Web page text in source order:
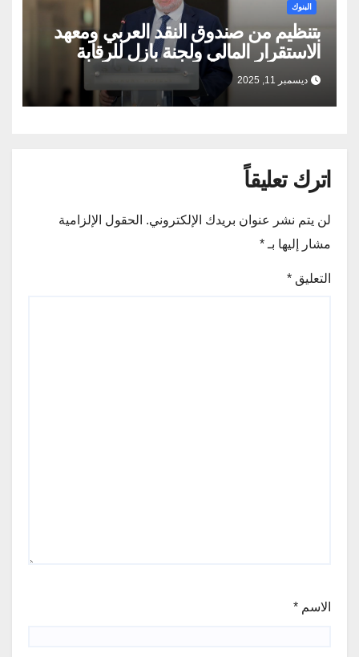
البنوك
بتنظيم من صندوق النقد العربي ومعهد
الاستقرار المالي ولجنة بازل للرقابة
المصرفية محافظ البنك المركزي
المصري يلقي الكلمة الرئيسية في
الاجتماع السنوي العشرين رفيع المستوى
ديسمبر 11, 2025
اترك تعليقاً
لن يتم نشر عنوان بريدك الإلكتروني. الحقول الإلزامية
مشار إليها بـ *
التعليق *
الاسم *